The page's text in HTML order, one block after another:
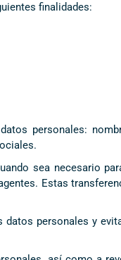
finalidades:
personales:
sea necesario
Estas
personales y